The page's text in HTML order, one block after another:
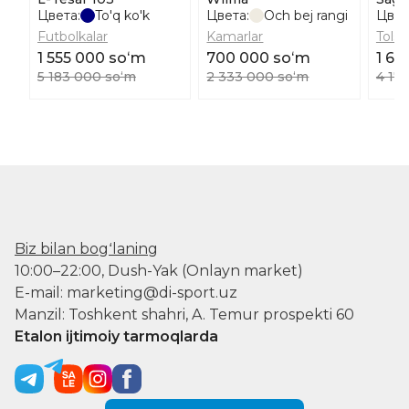
Цвета:
To'q ko'k
Futbolkalar
1 555 000 soʻm
5 183 000 soʻm
Цвета:
Och bej rangi
Kamarlar
700 000 soʻm
2 333 000 soʻm
1
4
Biz bilan bogʻlaning
10:00–22:00, Dush-Yak (Onlayn market)
E-mail: marketing@di-sport.uz
Manzil: Toshkent shahri, A. Temur prospekti 60
Etalon ijtimoiy tarmoqlarda